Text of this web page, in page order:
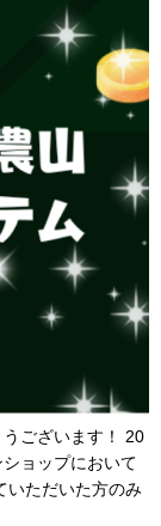
ございます！ 20
ョップにおいて
いただいた方のみ